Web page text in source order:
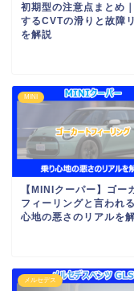
初期型の注意点まとめ
するCVTの滑りと故障
を解説
MINI
【MINIクーパー】ゴー
フィーリングと言われ
心地の悪さのリアルを
メルセデス